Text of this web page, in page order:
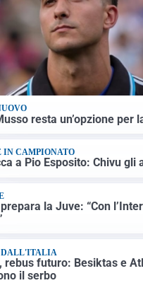
resta un’opzione per
IN CAMPIONATO
a Pio Esposito: Chivu gli
la Juve: “Con
DALL'ITALIA
rebus futuro: Besiktas e
il serbo